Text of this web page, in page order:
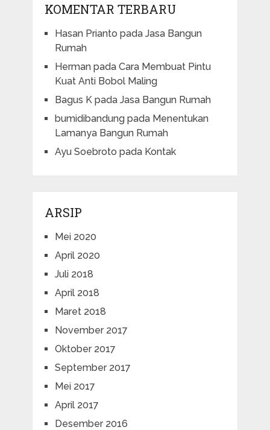
KOMENTAR TERBARU
Hasan Prianto pada Jasa Bangun
Rumah
Hermanpada Cara Membuat Pintu
Kuat Anti Bobol Maling
Bagus Kpada Jasa Bangun Rumah
bumidibandungpada Menentukan
Lamanya Bangun Rumah
Ayu Soebroto pada Kontak
ARSIP
Mei 2020
April 2020
Juli 2018
April 2018
Maret 2018
November 2017
Oktober 2017
September 2017
Mei 2017
April 2017
Desember 2016